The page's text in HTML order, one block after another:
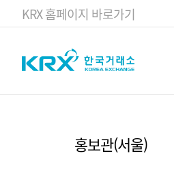
KRX 홈페이지 바로가기
홍보관(서울)